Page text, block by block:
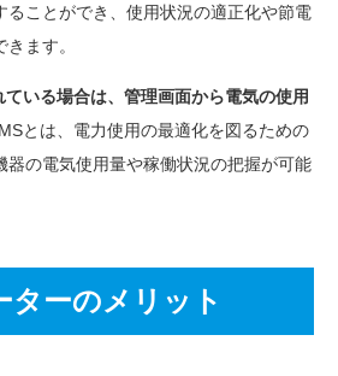
ることができ、使用状況の適正化や節電
ます。
ている場合は、管理画面から電気の使用
とは、電力使用の最適化を図るための
器の電気使用量や稼働状況の把握が可能
ターのメリット